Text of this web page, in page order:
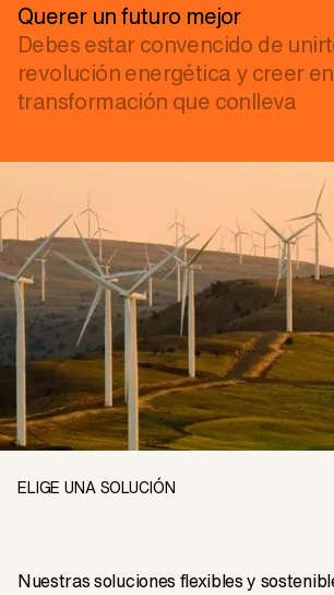
Querer un futuro mejor
Debes estar convencido de
revolución energética y creer
transformación que conlleva
ELIGE UNA SOLUCIÓN
Nuestras soluciones flexibles y